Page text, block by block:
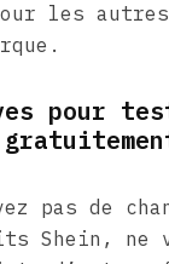
les
pour
pas de
Shein, ne